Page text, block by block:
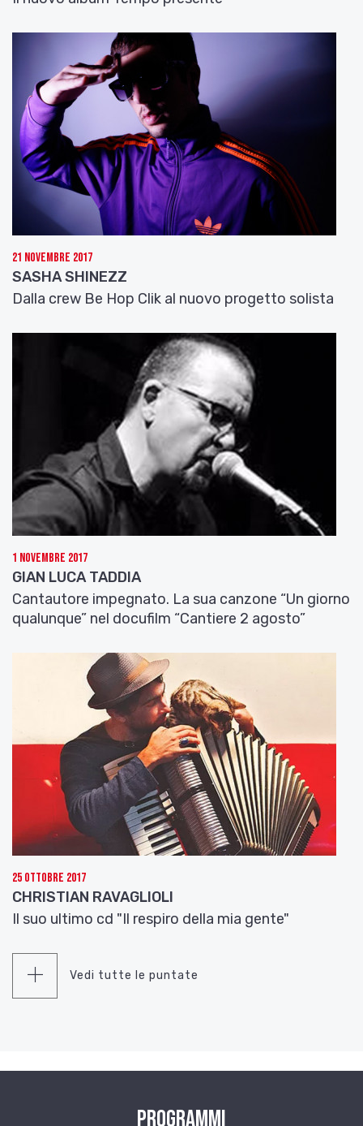
21 Novembre 2017
SASHA SHINEZZ
Dalla crew Be Hop Clik al nuovo progetto solista
1 Novembre 2017
GIAN LUCA TADDIA
Cantautore impegnato. La sua canzone “Un giorno
qualunque” nel docufilm “Cantiere 2 agosto”
25 Ottobre 2017
CHRISTIAN RAVAGLIOLI
Il suo ultimo cd "Il respiro della mia gente"
Vedi tutte le puntate
Programmi